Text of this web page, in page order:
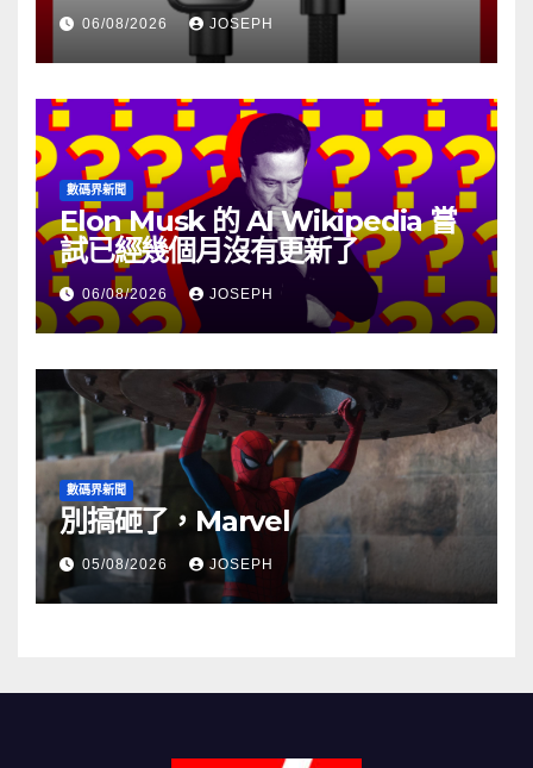
06/08/2026 JOSEPH
數碼界新聞
Elon Musk 的 AI Wikipedia 嘗
試已經幾個月沒有更新了
06/08/2026 JOSEPH
數碼界新聞
別搞砸了，Marvel
05/08/2026 JOSEPH